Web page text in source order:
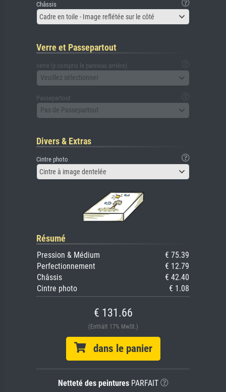
Châssis
Cadre en toile - Image reflétée sur le côté
Verre et Passepartout
verre (y compris le panneau arrière)
Veuillez sélectionner
Passepartout
Pas de Passepartout
Divers & Extras
Cintre photo
Cintre à image dentelée
Résumé
Pression & Médium
€ 75.39
Perfectionnement
€ 12.79
Châssis
€ 42.40
Cintre photo
€ 1.08
€ 131.66
(Enthält 17% MwSt.)
dans le panier
Netteté des peinturesPARFAIT